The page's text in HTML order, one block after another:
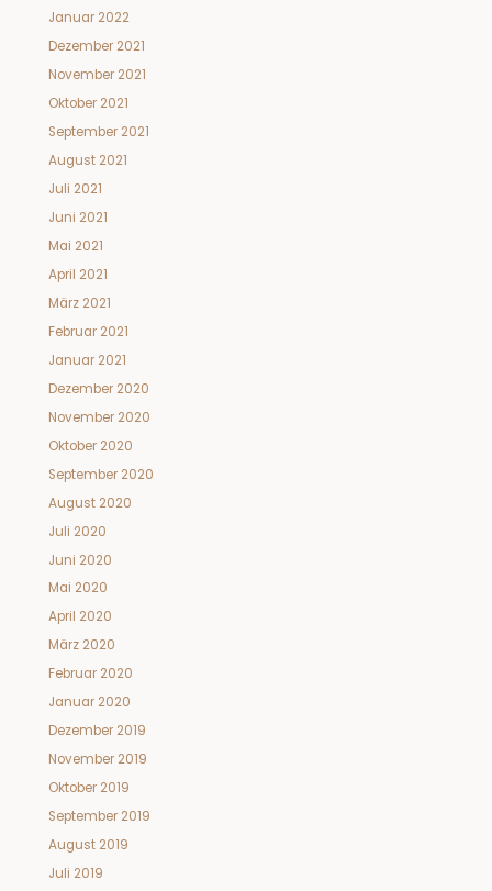
Januar 2022
Dezember 2021
November 2021
Oktober 2021
September 2021
August 2021
Juli 2021
Juni 2021
Mai 2021
April 2021
März 2021
Februar 2021
Januar 2021
Dezember 2020
November 2020
Oktober 2020
September 2020
August 2020
Juli 2020
Juni 2020
Mai 2020
April 2020
März 2020
Februar 2020
Januar 2020
Dezember 2019
November 2019
Oktober 2019
September 2019
August 2019
Juli 2019